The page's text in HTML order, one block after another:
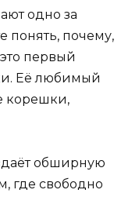
одно за
понять, почему,
первый
Её любимый
корешки,
обширную
где свободно